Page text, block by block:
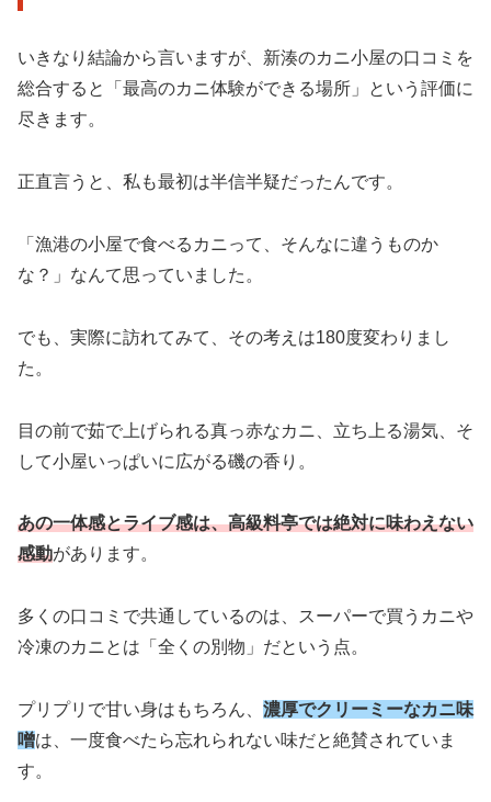
いきなり結論から言いますが、新湊のカニ小屋の口コミを
総合すると「最高のカニ体験ができる場所」という評価に
尽きます。
正直言うと、私も最初は半信半疑だったんです。
「漁港の小屋で食べるカニって、そんなに違うものか
な？」なんて思っていました。
でも、実際に訪れてみて、その考えは180度変わりまし
た。
目の前で茹で上げられる真っ赤なカニ、立ち上る湯気、そ
して小屋いっぱいに広がる磯の香り。
あの一体感とライブ感は、高級料亭では絶対に味わえない
感動があります。
多くの口コミで共通しているのは、スーパーで買うカニや
冷凍のカニとは「全くの別物」だという点。
プリプリで甘い身はもちろん、 濃厚でクリーミーなカニ味
噌は、一度食べたら忘れられない味だと絶賛されていま
す。